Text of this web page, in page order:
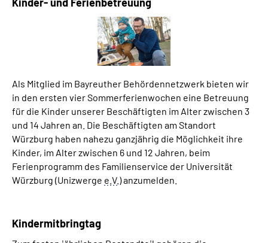
Als Mitglied im Bayreuther Behördennetzwerk bieten wir
in den ersten vier Sommerferienwochen eine Betreuung
für die Kinder unserer Beschäftigten im Alter zwischen 3
und 14 Jahren an. Die Beschäftigten am Standort
Würzburg haben nahezu ganzjährig die Möglichkeit ihre
Kinder, im Alter zwischen 6 und 12 Jahren, beim
Ferienprogramm des Familienservice der Universität
Würzburg (Unizwerge e.V. ) anzumelden.
Kindermitbringtag